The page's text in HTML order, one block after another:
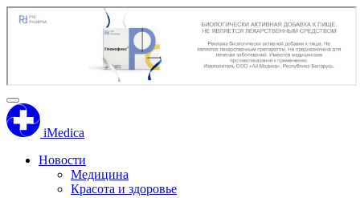
iMedica
Новости
Медицина
Красота и здоровье